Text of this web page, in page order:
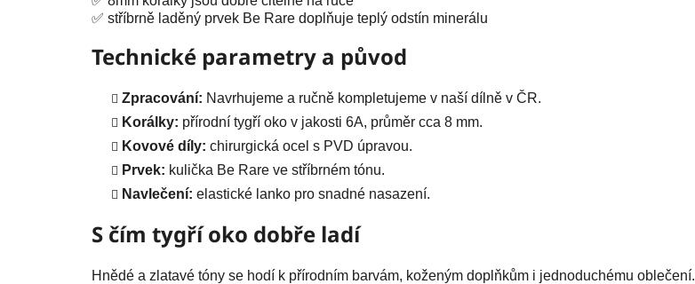
✅ stříbrně laděný prvek Be Rare doplňuje teplý odstín minerálu
Technické parametry a původ
Zpracování: Navrhujeme a ručně kompletujeme v naší dílně v ČR.
Korálky: přírodní tygří oko v jakosti 6A, průměr cca 8 mm.
Kovové díly: chirurgická ocel s PVD úpravou.
Prvek: kulička Be Rare ve stříbrném tónu.
Navlečení: elastické lanko pro snadné nasazení.
S čím tygří oko dobře ladí
Hnědé a zlatavé tóny se hodí k přírodním barvám, koženým doplňkům i jednoduchému oblečení.